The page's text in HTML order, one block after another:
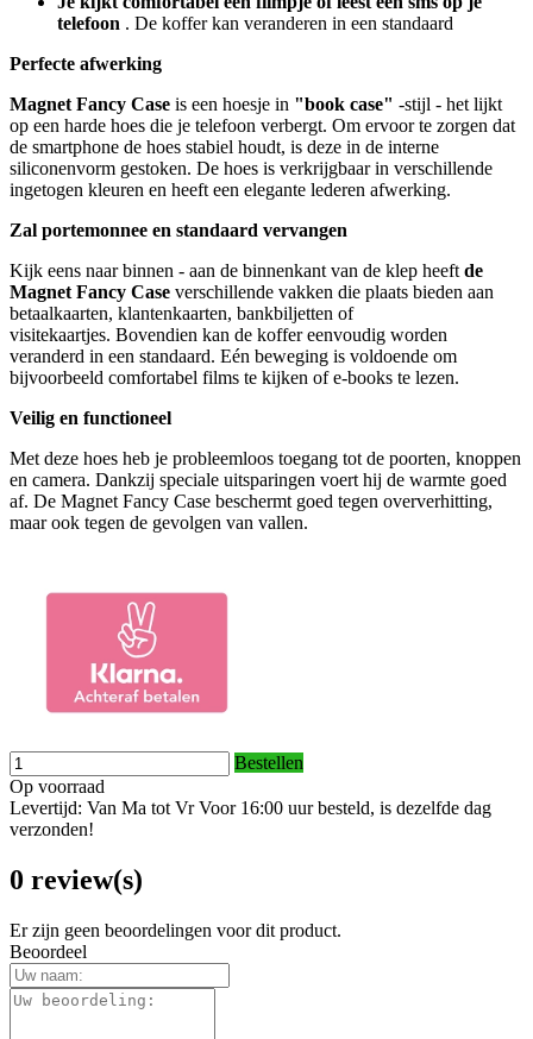
telefoon . De koffer kan veranderen in een standaard
Perfecte afwerking
Magnet Fancy Case is een hoesje in "book case" -stijl - het lijkt
op een harde hoes die je telefoon verbergt. Om ervoor te zorgen dat
de smartphone de hoes stabiel houdt, is deze in de interne
siliconenvorm gestoken. De hoes is verkrijgbaar in verschillende
ingetogen kleuren en heeft een elegante lederen afwerking.
Zal portemonnee en standaard vervangen
Kijk eens naar binnen - aan de binnenkant van de klep heeft de
Magnet Fancy Case verschillende vakken die plaats bieden aan
betaalkaarten, klantenkaarten, bankbiljetten of
visitekaartjes. Bovendien kan de koffer eenvoudig worden
veranderd in een standaard. Eén beweging is voldoende om
bijvoorbeeld comfortabel films te kijken of e-books te lezen.
Veilig en functioneel
Met deze hoes heb je probleemloos toegang tot de poorten, knoppen
en camera. Dankzij speciale uitsparingen voert hij de warmte goed
af. De Magnet Fancy Case beschermt goed tegen oververhitting,
maar ook tegen de gevolgen van vallen.
Bestellen
Op voorraad
Levertijd: Van Ma tot Vr Voor 16:00 uur besteld, is dezelfde dag
verzonden!
0 review(s)
Er zijn geen beoordelingen voor dit product.
Beoordeel